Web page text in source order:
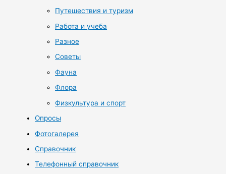
Путешествия и туризм
Работа и учеба
Разное
Советы
Фауна
Флора
Физкультура и спорт
Опросы
Фотогалерея
Справочник
Телефонный справочник